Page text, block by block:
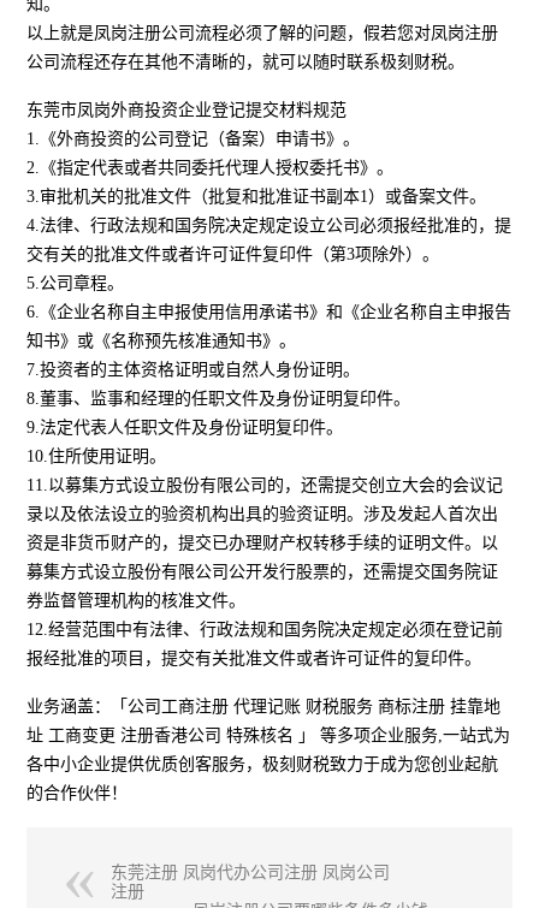
知。
以上就是凤岗注册公司流程必须了解的问题，假若您对凤岗注册
公司流程还存在其他不清晰的，就可以随时联系极刻财税。
东莞市凤岗外商投资企业登记提交材料规范
1.《外商投资的公司登记（备案）申请书》。
2.《指定代表或者共同委托代理人授权委托书》。
3.审批机关的批准文件（批复和批准证书副本1）或备案文件。
4.法律、行政法规和国务院决定规定设立公司必须报经批准的，提
交有关的批准文件或者许可证件复印件（第3项除外）。
5.公司章程。
6.《企业名称自主申报使用信用承诺书》和《企业名称自主申报告
知书》或《名称预先核准通知书》。
7.投资者的主体资格证明或自然人身份证明。
8.董事、监事和经理的任职文件及身份证明复印件。
9.法定代表人任职文件及身份证明复印件。
10.住所使用证明。
11.以募集方式设立股份有限公司的，还需提交创立大会的会议记
录以及依法设立的验资机构出具的验资证明。涉及发起人首次出
资是非货币财产的，提交已办理财产权转移手续的证明文件。以
募集方式设立股份有限公司公开发行股票的，还需提交国务院证
券监督管理机构的核准文件。
12.经营范围中有法律、行政法规和国务院决定规定必须在登记前
报经批准的项目，提交有关批准文件或者许可证件的复印件。
业务涵盖：「公司工商注册 代理记账 财税服务 商标注册 挂靠地
址 工商变更 注册香港公司 特殊核名 」 等多项企业服务,一站式为
各中小企业提供优质创客服务，极刻财税致力于成为您创业起航
的合作伙伴！
东莞注册 凤岗代办公司注册 凤岗公司
注册